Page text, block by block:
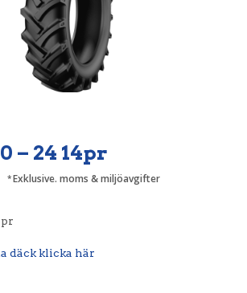
– 24 14pr
Exklusive. moms & miljöavgifter
däck klicka här